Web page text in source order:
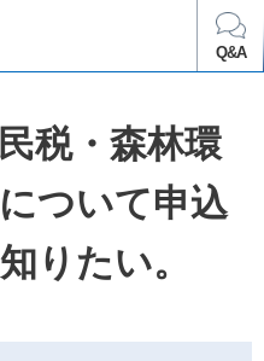
Q&A
税・森林環
ついて申込
りたい。